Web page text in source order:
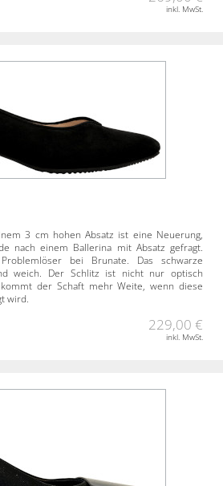
inkl. MwSt.
3 cm hohen Absatz ist eine Neuerung,
nach einem Ballerina mit Absatz gefragt.
bei Brunate. Das schwarze
weich. Der Schlitz ist nicht nur optisch
der Schaft mehr Weite, wenn diese
wird.
229,00 €
inkl. MwSt.